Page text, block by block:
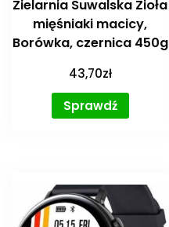
Zielarnia Suwalska Zioła
mięśniaki macicy,
Borówka, czernica 450g
43,70zł
Sprawdź